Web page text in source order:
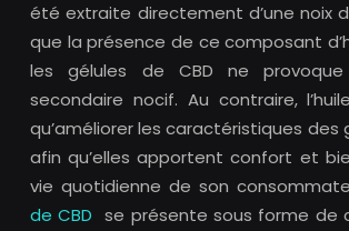
été extraite directement d’une noix
que la présence de ce composant
les gélules de CBD ne
secondaire nocif. Au contraire,
qu’améliorer les caractéristiques des
afin qu’elles apportent confort et
vie quotidienne de son
de CBD se présente sous forme de